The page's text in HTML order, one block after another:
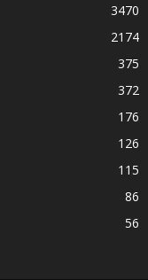
3470
2174
375
372
176
126
115
86
56